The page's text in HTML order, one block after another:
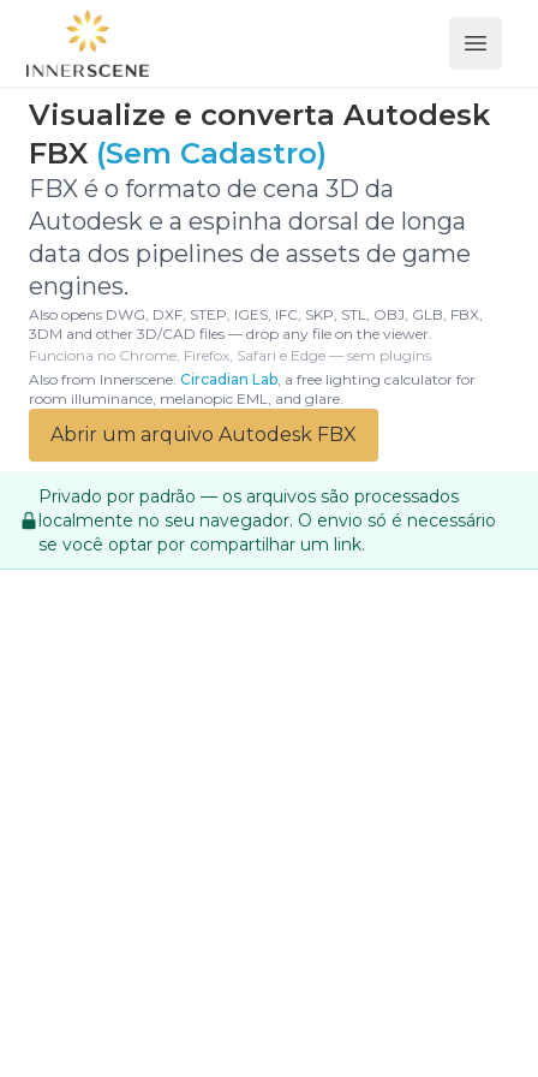
Open
Visualize e converta Autodesk
FBX (Sem Cadastro)
FBX é o formato de cena 3D da
Autodesk e a espinha dorsal de longa
data dos pipelines de assets de game
engines.
Also opens DWG, DXF, STEP, IGES, IFC, SKP, STL, OBJ, GLB, FBX,
3DM and other 3D/CAD files — drop any file on the viewer.
Funciona no Chrome, Firefox, Safari e Edge — sem plugins
Also from Innerscene: Circadian Lab, a free lighting calculator for
room illuminance, melanopic EML, and glare.
Abrir um arquivo Autodesk FBX
Privado por padrão — os arquivos são processados
localmente no seu navegador. O envio só é necessário
se você optar por compartilhar um link.